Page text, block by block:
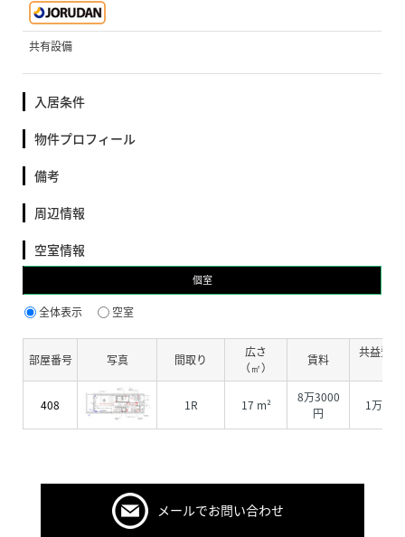
共有設備
入居条件
物件プロフィール
備考
周辺情報
空室情報
個室
全体表示 空室
部屋番号 写真 間取り
広さ
（㎡）
賃料
共益費
408 1R 17 m²
8万3000
円
1万
メールでお問い合わせ